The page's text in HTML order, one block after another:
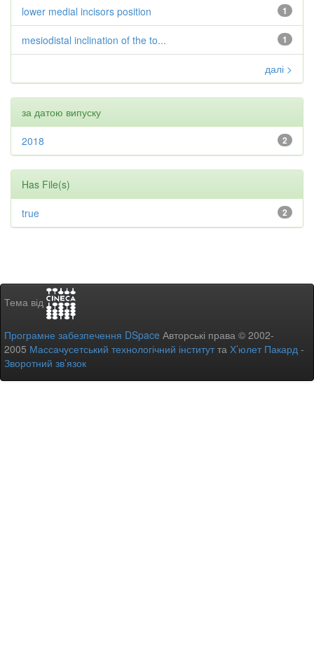
1
lower medial incisors position
1
mesiodistal inclination of the to...
далі >
за датою випуску
2
2018
Has File(s)
2
true
Тема від
Програмне забезпечення DSpace Авторські права © 2002-
2005 Массачусетський технологічний інститутта Х’юлет Пакард -
Зворотний зв’язок